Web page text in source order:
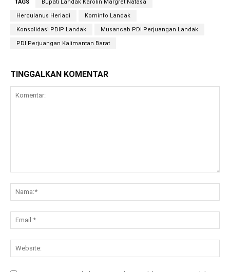
TAGS Bupati Landak Karolin Margret Natasa
Herculanus Heriadi Kominfo Landak
Konsolidasi PDIP Landak Musancab PDI Perjuangan Landak
PDI Perjuangan Kalimantan Barat
TINGGALKAN KOMENTAR